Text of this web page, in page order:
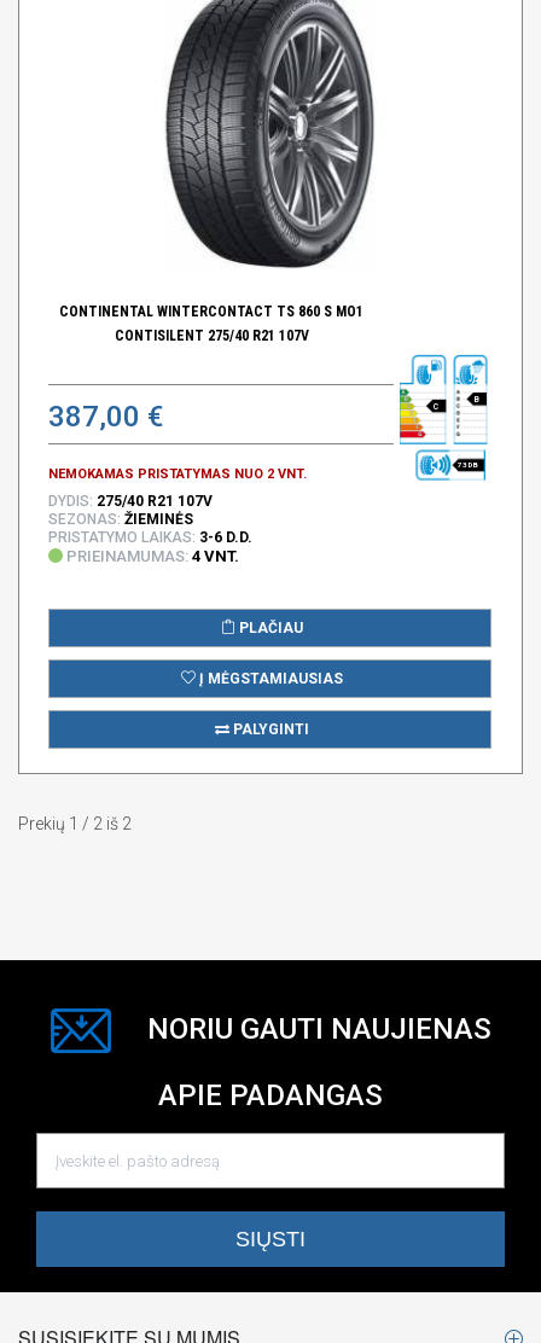
CONTINENTAL WINTERCONTACT TS 860 S MO1
CONTISILENT 275/40 R21 107V
387,00 €
NEMOKAMAS PRISTATYMAS NUO 2 VNT.
C
B
73 DB
DYDIS: 275/40 R21 107V
SEZONAS: ŽIEMINĖS
PRISTATYMO LAIKAS: 3-6 D.D.
PRIEINAMUMAS: 4 VNT.
PLAČIAU
Į MĖGSTAMIAUSIAS
PALYGINTI
Prekių 1 / 2 iš 2
NORIU GAUTI NAUJIENAS
APIE PADANGAS
SUSISIEKITE SU MUMIS